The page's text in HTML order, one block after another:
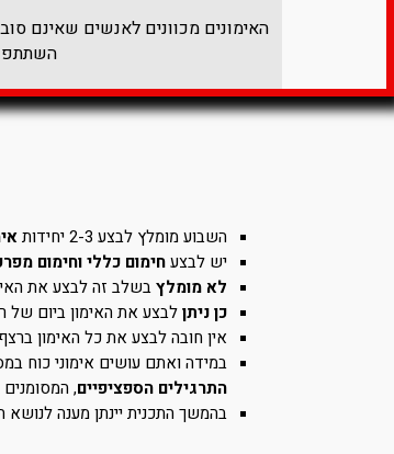
האימונים מכוונים לאנשים שאינם
השבוע מומלץ לבצע 2-3 יחידות
יש לבצעחימום כללי וחימום
לא מומלץבשלב זה לבצע את
כן ניתןלבצע את האימון ביום של
אין חובה לבצע את כל האימון
במידה ואתם עושים אימוני כוח
התרגילים הספציפיים,
בהמשך התכנית יינתן מענה לנושא